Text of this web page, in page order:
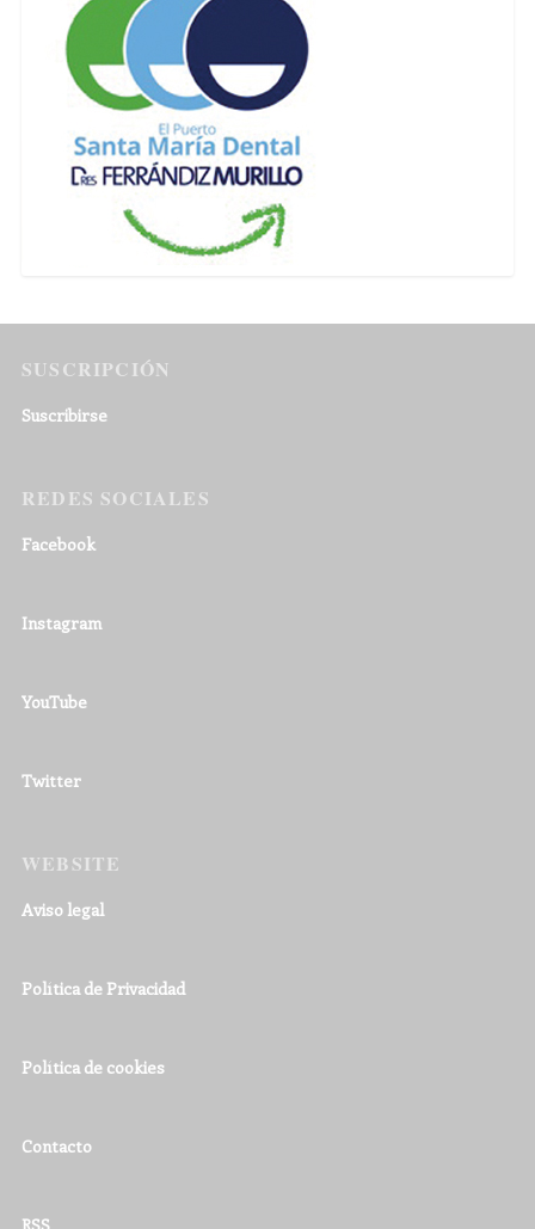
SUSCRIPCIÓN
Suscribirse
REDES SOCIALES
Facebook
Instagram
YouTube
Twitter
WEBSITE
Aviso legal
Política de Privacidad
Política de cookies
Contacto